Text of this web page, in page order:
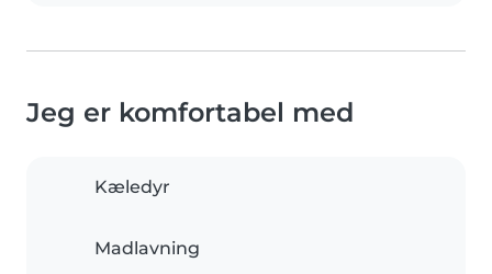
Jeg er komfortabel med
Kæledyr
Madlavning